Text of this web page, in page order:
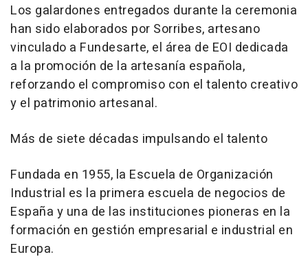
Los galardones entregados durante la ceremonia
han sido elaborados por Sorribes, artesano
vinculado a Fundesarte, el área de EOI dedicada
a la promoción de la artesanía española,
reforzando el compromiso con el talento creativo
y el patrimonio artesanal.
Más de siete décadas impulsando el talento
Fundada en 1955, la Escuela de Organización
Industrial es la primera escuela de negocios de
España y una de las instituciones pioneras en la
formación en gestión empresarial e industrial en
Europa.